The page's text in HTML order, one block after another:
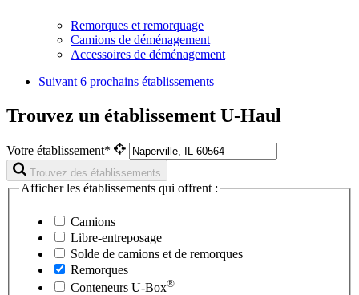
Remorques et remorquage
Camions de déménagement
Accessoires de déménagement
Suivant 6 prochains établissements
Trouvez un établissement U-Haul
Votre établissement*
Trouvez des établissements
Afficher les établissements qui offrent :
Camions
Libre-entreposage
Solde de camions et de remorques
Remorques
Conteneurs U-Box®